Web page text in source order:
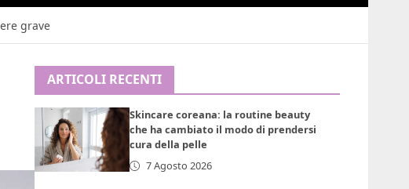
grave
ARTICOLI RECENTI
Skincare coreana: la routine beauty
che ha cambiato il modo di prendersi
cura della pelle
7 Agosto 2026